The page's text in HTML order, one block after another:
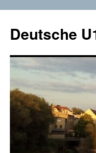
Deutsche